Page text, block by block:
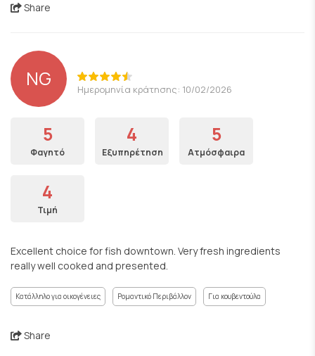
Share
NG Ημερομηνία κράτησης: 10/02/2026
5
Φαγητό
4
Εξυπηρέτηση
5
Ατμόσφαιρα
4
Τιμή
Excellent choice for fish downtown. Very fresh ingredients
really well cooked and presented.
Κατάλληλο για οικογένειες Ρομαντικό Περιβάλλον Για κουβεντούλα
Share